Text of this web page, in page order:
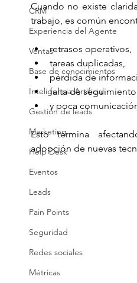
CRM
Experiencia del Agente
Ventas
Base de conocimientos
Inteligencia Artificial
Gestión de leads
Marketing
Help Desk
Eventos
Leads
Pain Points
Seguridad
Redes sociales
Métricas
Cuando no existe
trabajo, es común
retrasos operativos,
tareas duplicadas,
pérdida de
falta de
y poca
Esto termina
adopción de nuevas